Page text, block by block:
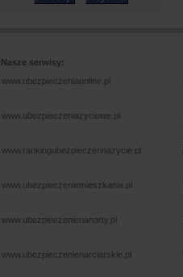
Nasze serwisy:
www.ubezpieczeniaonline.pl
www.ubezpieczeniazyciowe.pl
www.rankingubezpieczennazycie.pl
www.ubezpieczeniemieszkania.pl
www.ubezpieczenienanarty.pl
www.ubezpieczenienarciarskie.pl